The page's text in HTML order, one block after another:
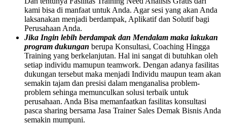
kami bisa di manfaat untuk Anda. Agar sesi yang akan Anda
laksanakan menjadi berdampak, Aplikatif dan Solutif bagi
Perusahaan Anda.
Jika Ingin lebih berdampak dan Mendalam maka lakukan
program dukungan berupa Konsultasi, Coaching Hingga
Training yang berkelanjutan. Hal ini sangat di butuhkan oleh
setiap individu mamupun teamwork. Dengan adanya fasilitas
dukungan tersebut maka menjadi Individu maupun team akan
semakin tajam dan presisi dalam menganalisa problem-
problem sehinga memunculkan solusi terbaik untuk
perusahaan. Anda Bisa memanfaatkan fasilitas konsultasi
pasca sharing bersama Jasa Trainer Sales Demak Bisnis Anda
semakin mumpuni.